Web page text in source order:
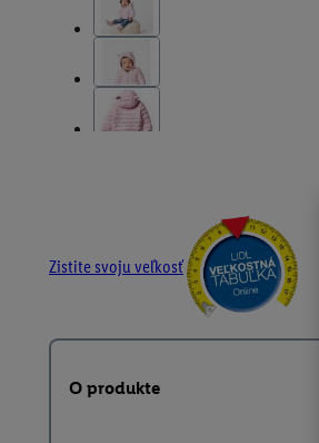
Zistite svoju veľkosť
O produkte